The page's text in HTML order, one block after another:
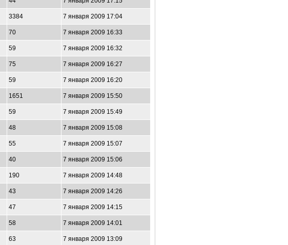
3384 7 января 2009 17:04
70 7 января 2009 16:33
59 7 января 2009 16:32
75 7 января 2009 16:27
59 7 января 2009 16:20
1651 7 января 2009 15:50
59 7 января 2009 15:49
48 7 января 2009 15:08
55 7 января 2009 15:07
40 7 января 2009 15:06
190 7 января 2009 14:48
43 7 января 2009 14:26
47 7 января 2009 14:15
58 7 января 2009 14:01
63 7 января 2009 13:09